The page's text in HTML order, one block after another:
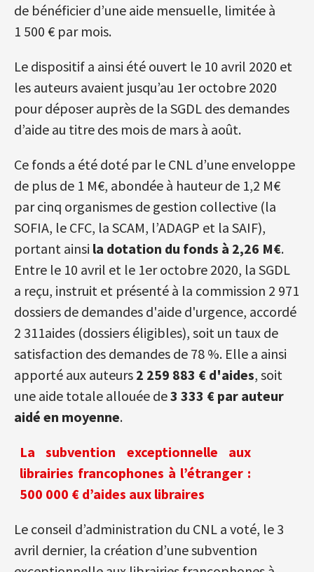
de bénéficier d’une aide mensuelle, limitée à
1 500 € par mois.
Le dispositif a ainsi été ouvert le 10 avril 2020 et
les auteurs avaient jusqu’au 1er octobre 2020
pour déposer auprès de la SGDL des demandes
d’aide au titre des mois de mars à août.
Ce fonds a été doté par le CNL d’une enveloppe
de plus de 1 M€, abondée à hauteur de 1,2 M€
par cinq organismes de gestion collective (la
SOFIA, le CFC, la SCAM, l’ADAGP et la SAIF),
portant ainsi la dotation du fonds à 2,26 M€.
Entre le 10 avril et le 1er octobre 2020, la SGDL
a reçu, instruit et présenté à la commission 2 971
dossiers de demandes d'aide d'urgence, accordé
2 311aides (dossiers éligibles), soit un taux de
satisfaction des demandes de 78 %. Elle a ainsi
apporté aux auteurs 2 259 883 € d'aides, soit
une aide totale allouée de3 333 € par auteur
aidé en moyenne.
La subvention exceptionnelle aux
librairies francophones à l’étranger :
500 000 € d’aides aux libraires
Le conseil d’administration du CNL a voté, le 3
avril dernier, la création d’une subvention